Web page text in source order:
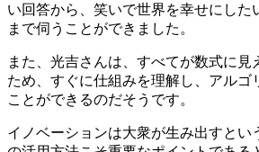
い回答から、笑いで世界を幸せにした
まで伺うことができました。
また、光吉さんは、すべてが数式に見
ため、すぐに仕組みを理解し、アルゴ
ことができるのだそうです。
イノベーションは大衆が生み出すとい